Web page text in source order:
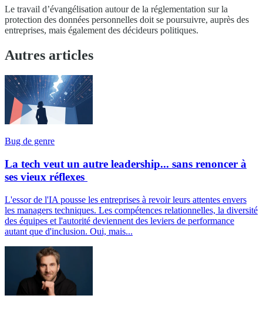
Le travail d’évangélisation autour de la réglementation sur la
protection des données personnelles doit se poursuivre, auprès des
entreprises, mais également des décideurs politiques.
Autres articles
Bug de genre
La tech veut un autre leadership... sans renoncer à
ses vieux réflexes
L'essor de l'IA pousse les entreprises à revoir leurs attentes envers
les managers techniques. Les compétences relationnelles, la diversité
des équipes et l'autorité deviennent des leviers de performance
autant que d'inclusion. Oui, mais...